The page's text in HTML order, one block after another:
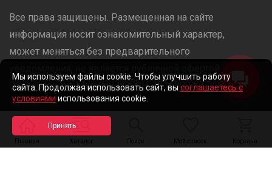
Главная Каталог Поиск Мой список Корзина
Все права защищены. Размещенная на сайте
информация носит ознакомительный характер,
может меняться без предварительного
ООО «Стройка Маркет» | ОГРН: 1235000079918
Разработано в
Мы используем файлы cookie. Чтобы улучшить работу
сайта. Продолжая использовать сайт, вы соглашаетесь с
условиями использования cookie.